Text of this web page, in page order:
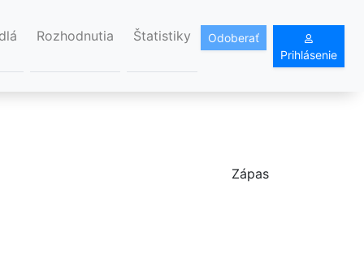
Rozhodnutia Štatistiky
Odoberať
Prihlásenie
Zápas